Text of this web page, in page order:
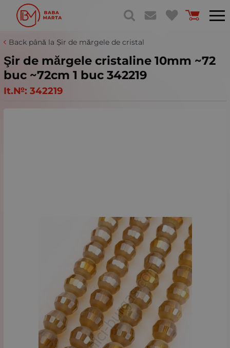
Back până la Șir de mărgele de cristal
Şir de mărgele cristaline 10mm ~72
buc ~72cm 1 buc 342219
It.№: 342219